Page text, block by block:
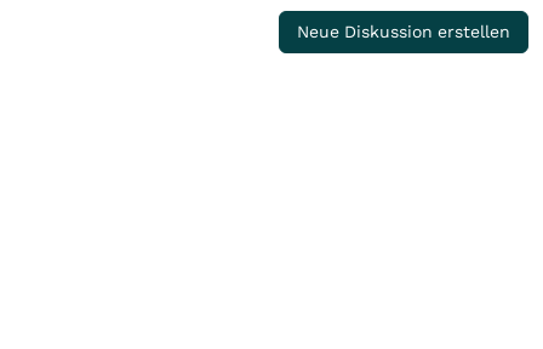
Neue Diskussion erstellen